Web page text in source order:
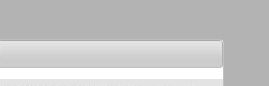
試閲 加入閱讀紀錄